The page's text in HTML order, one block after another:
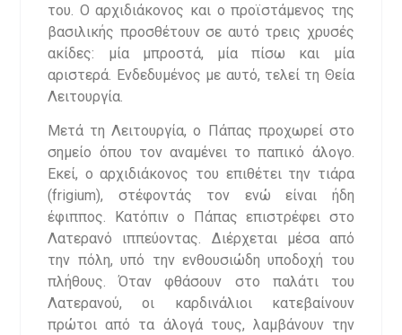
του. Ο αρχιδιάκονος και ο προϊστάμενος της
βασιλικής προσθέτουν σε αυτό τρεις χρυσές
ακίδες: μία μπροστά, μία πίσω και μία
αριστερά. Ενδεδυμένος με αυτό, τελεί τη Θεία
Λειτουργία.
Μετά τη Λειτουργία, ο Πάπας προχωρεί στο
σημείο όπου τον αναμένει το παπικό άλογο.
Εκεί, ο αρχιδιάκονος του επιθέτει την τιάρα
(frigium), στέφοντάς τον ενώ είναι ήδη
έφιππος. Κατόπιν ο Πάπας επιστρέφει στο
Λατερανό ιππεύοντας. Διέρχεται μέσα από
την πόλη, υπό την ενθουσιώδη υποδοχή του
πλήθους. Όταν φθάσουν στο παλάτι του
Λατερανού, οι καρδινάλιοι κατεβαίνουν
πρώτοι από τα άλογά τους, λαμβάνουν την